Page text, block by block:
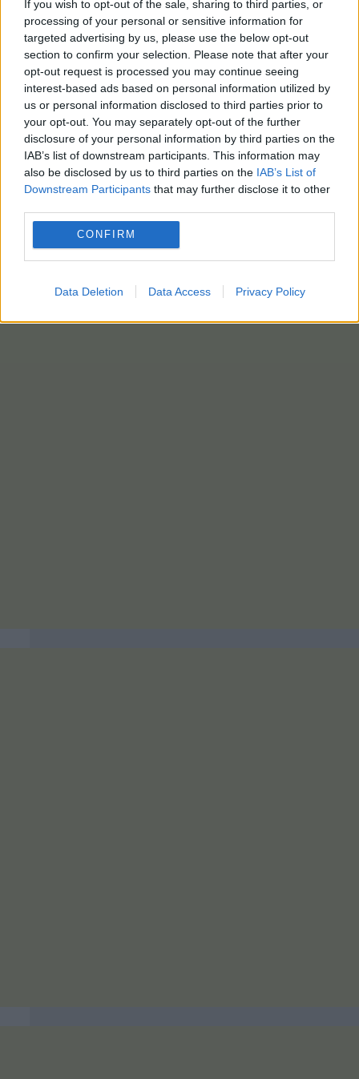
If you wish to opt-out of the sale, sharing to third parties, or
processing of your personal or sensitive information for
targeted advertising by us, please use the below opt-out
section to confirm your selection. Please note that after your
opt-out request is processed you may continue seeing
interest-based ads based on personal information utilized by
us or personal information disclosed to third parties prior to
your opt-out. You may separately opt-out of the further
disclosure of your personal information by third parties on the
IAB’s list of downstream participants. This information may
also be disclosed by us to third parties on the IAB’s List of
Downstream Participants that may further disclose it to other
CONFIRM
Data Deletion Data Access Privacy Policy